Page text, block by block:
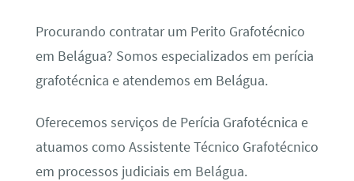
Procurando contratar um Perito Grafotécnico
em Belágua? Somos especializados em perícia
grafotécnica e atendemos em Belágua.
Oferecemos serviços de Perícia Grafotécnica e
atuamos como Assistente Técnico Grafotécnico
em processos judiciais em Belágua.